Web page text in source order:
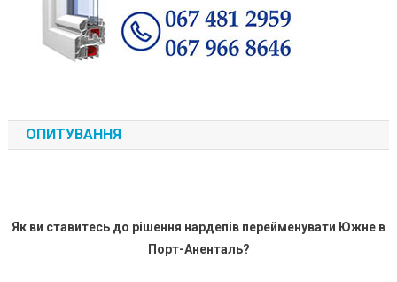
ОПИТУВАННЯ
Як ви ставитесь до рішення нардепів перейменувати Южне в
Порт-Аненталь?